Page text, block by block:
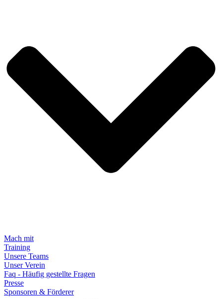
Mach mit
Training
Unsere Teams
Unser Verein
Faq - Häufig gestellte Fragen
Presse
Sponsoren & Förderer